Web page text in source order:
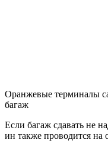
Оранжевые терминалы
багаж
Если багаж сдавать не
ин также проводится